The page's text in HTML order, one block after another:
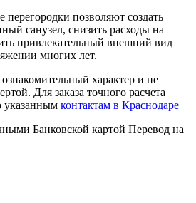
позволяют создать
санузел, снизить расходы на
привлекательный внешний вид
многих лет.
характер и не
Для заказа точного расчета
указанным контактам в Краснодаре
Банковской картой Перевод на